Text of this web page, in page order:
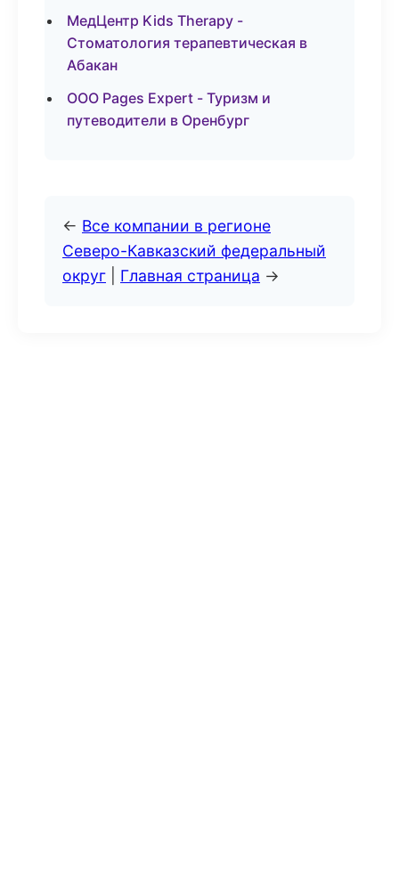
МедЦентр Kids Therapy -
Стоматология терапевтическая в
Абакан
ООО Pages Expert - Туризм и
путеводители в Оренбург
← Все компании в регионе
Северо-Кавказский федеральный
округ
Главная страница →